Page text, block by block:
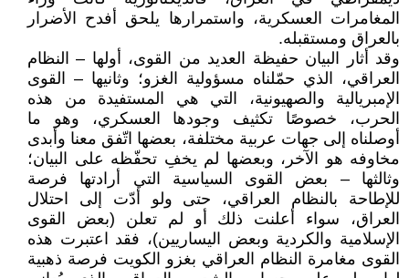
المغامرات العسكرية، واستمرارها يلحق أفدح الأضرار
بالعراق ومستقبله.
وقد أثار البيان حفيظة العديد من القوى، أولها – النظام
العراقي، الذي حمّلناه مسؤولية الغزو؛ وثانيها – القوى
الإمبريالية والصهيونية، التي هي المستفيدة من هذه
الحرب، خصوصًا تكثيف وجودها العسكري، وهو ما
أوصلناه إلى جهات عربية مختلفة، بعضها اتّفق معنا وأبدى
مخاوفه هو الآخر، وبعضها لم يخفِ تحفّظه على البيان؛
وثالثها – بعض القوى السياسية التي أرادتها فرصة
للإطاحة بالنظام العراقي، حتى ولو أدّت إلى احتلال
العراق، سواء أعلنت ذلك أو لم تعلن (بعض القوى
الإسلامية والكردية وبعض اليساريين)، فقد اعتبرت هذه
القوى مغامرة النظام العراقي بغزو الكويت فرصة ذهبية